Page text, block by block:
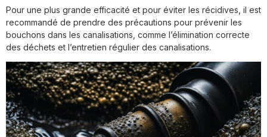
Pour une plus grande efficacité et pour éviter les récidives, il est
recommandé de prendre des précautions pour prévenir les
bouchons dans les canalisations, comme l’élimination correcte
des déchets et l’entretien régulier des canalisations.